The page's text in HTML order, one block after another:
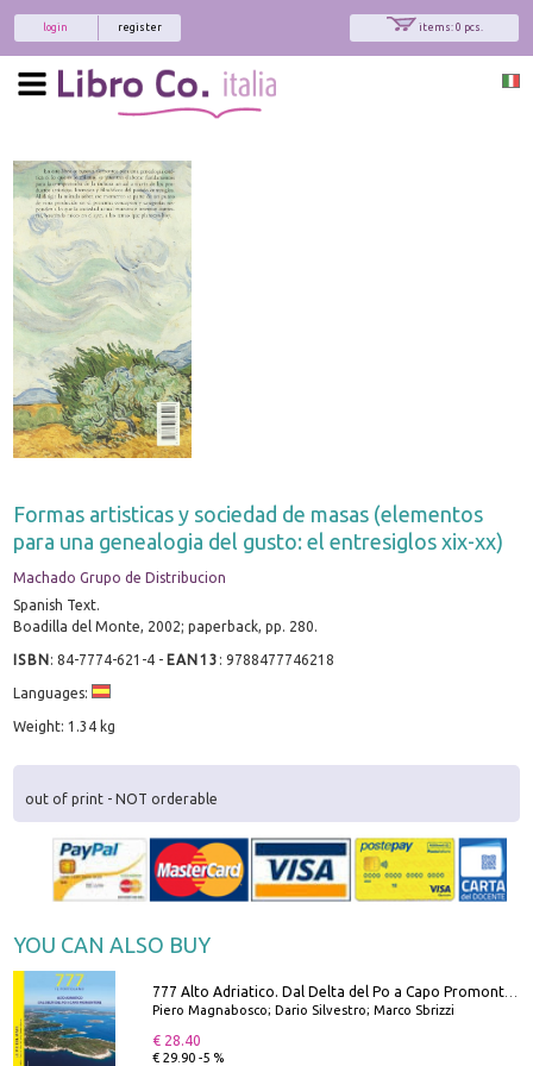
items: 0 pcs.
register
login
Formas artisticas y sociedad de masas (elementos
para una genealogia del gusto: el entresiglos xix-xx)
Machado Grupo de Distribucion
Spanish Text.
Boadilla del Monte, 2002; paperback, pp. 280.
ISBN:84-7774-621-4 - EAN13 :9788477746218
Languages:
Weight: 1.34 kg
out of print - NOT orderable
YOU CAN ALSO BUY
777 Alto Adriatico. Dal Delta del Po a Capo Promontore. Con QR Code
Piero Magnabosco; Dario Silvestro; Marco Sbrizzi
€ 28.40
€ 29.90 -5 %